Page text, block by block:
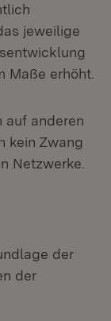
jeweilige
Maße erhöht.
auf anderen
kein Zwang
Netzwerke.
der
der